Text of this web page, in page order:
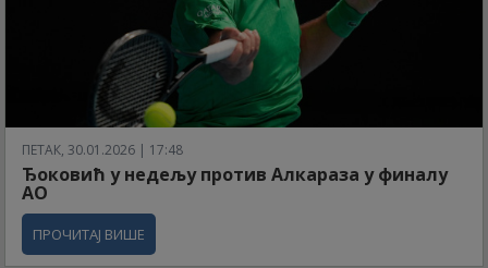
ПЕТАК, 30.01.2026 | 17:48
Ђоковић у недељу против Алкараза у финалу
АО
ПРОЧИТАЈ ВИШЕ